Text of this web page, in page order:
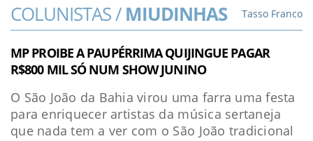
COLUNISTAS /MIUDINHAS Tasso Franco
MP PROIBE A PAUPÉRRIMA QUIJINGUE PAGAR
R$800 MIL SÓ NUM SHOW JUNINO
O São João da Bahia virou uma farra uma festa
para enriquecer artistas da música sertaneja
que nada tem a ver com o São João tradicional